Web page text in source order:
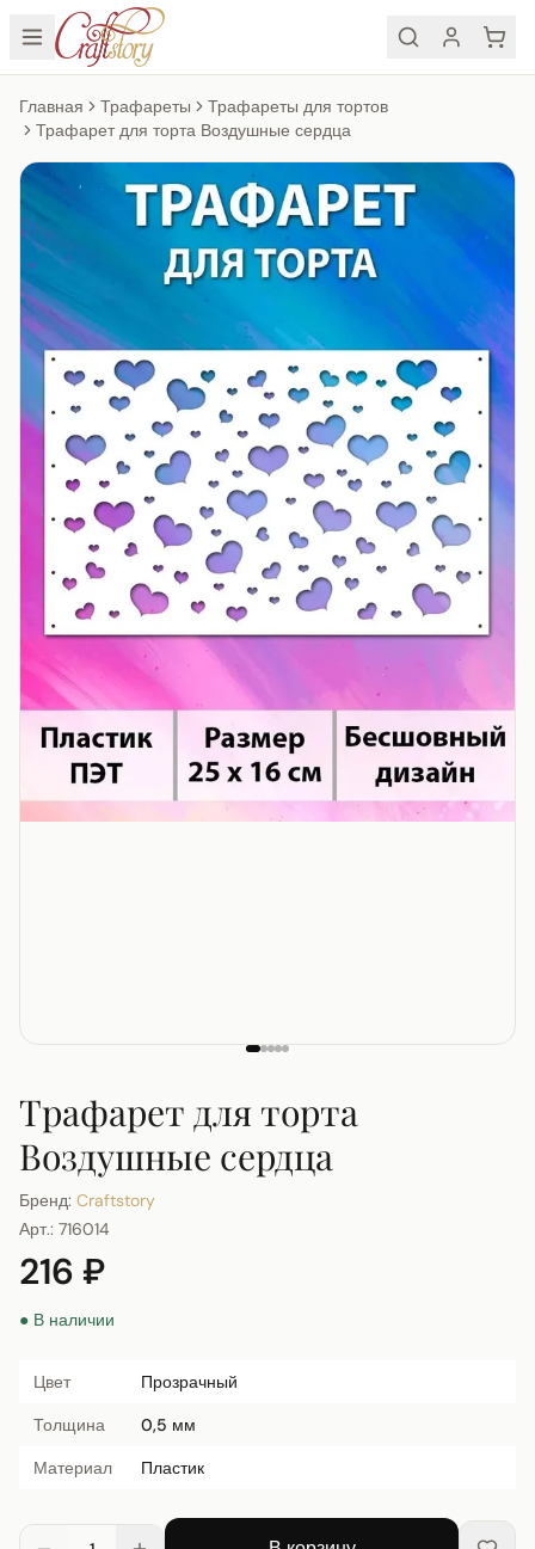
Главная Трафареты
Трафареты для тортов
Трафарет для торта Воздушные сердца
Трафарет для торта
Воздушные сердца
Бренд: Craftstory
Арт.: 716014
216 ₽
● В наличии
Цвет
Прозрачный
Толщина
0,5 мм
Материал
Пластик